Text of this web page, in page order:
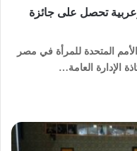
تحصل على جائزة
المتحدة للمرأة في مصر
الإدارة العامة…